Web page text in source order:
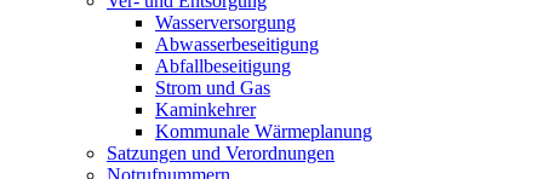
Wasserversorgung
Abwasserbeseitigung
Abfallbeseitigung
Strom und Gas
Kaminkehrer
Kommunale Wärmeplanung
Satzungen und Verordnungen
Notrufnummern